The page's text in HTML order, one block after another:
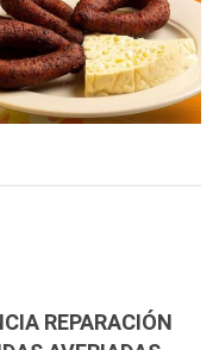
REPARACIÓN